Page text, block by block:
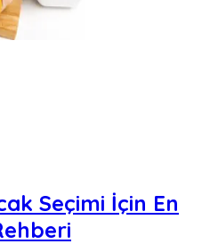
Seçimi İçin En